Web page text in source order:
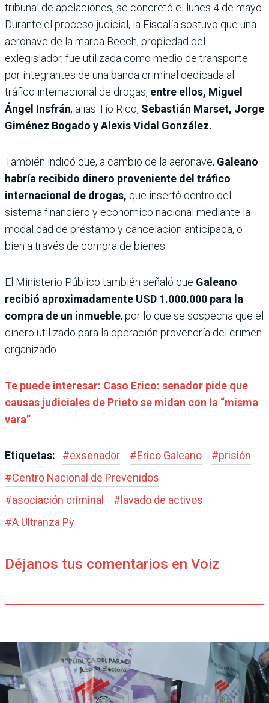
tribunal de apelaciones, se concretó el lunes 4 de mayo.
Durante el proceso judicial, la Fiscalía sostuvo que una
aeronave de la marca Beech, propiedad del
exlegislador, fue utilizada como medio de transporte
por integrantes de una banda criminal dedicada al
tráfico internacional de drogas, entre ellos, Miguel
Ángel Insfrán, alias Tío Rico, Sebastián Marset, Jorge
Giménez Bogado y Alexis Vidal González.
También indicó que, a cambio de la aeronave, Galeano
habría recibido dinero proveniente del tráfico
internacional de drogas, que insertó dentro del
sistema financiero y económico nacional mediante la
modalidad de préstamo y cancelación anticipada, o
bien a través de compra de bienes.
El Ministerio Público también señaló que Galeano
recibió aproximadamente USD 1.000.000 para la
compra de un inmueble, por lo que se sospecha que el
dinero utilizado para la operación provendría del crimen
organizado.
Te puede interesar: Caso Erico: senador pide que
causas judiciales de Prieto se midan con la “misma
vara”
Etiquetas: #exsenador #Erico Galeano #prisión
#Centro Nacional de Prevenidos
#asociación criminal #lavado de activos
#A Ultranza Py
Déjanos tus comentarios en Voiz